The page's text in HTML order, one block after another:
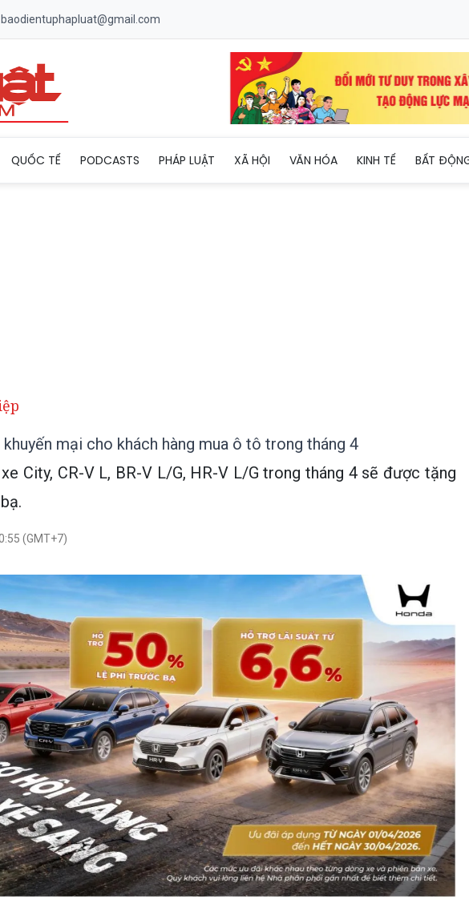
baodientuphapluat@gmail.com
QUỐC TẾ PODCASTS PHÁP LUẬT XÃ HỘI VĂN HÓA KINH TẾ BẤT
mại cho khách hàng mua ô tô trong tháng 4
xe City, CR-V L, BR-V L/G, HR-V L/G trong tháng 4 sẽ được tặng
(GMT+7)